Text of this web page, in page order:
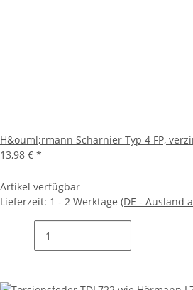
H&ouml;rmann Scharnier Typ 4 FP,
13,98 € *
Artikel verfügbar
Lieferzeit: 1 - 2 Werktage (DE - Ausland